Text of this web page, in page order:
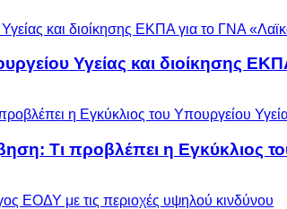
Υγείας και διοίκησης
Τι προβλέπει η Εγκύκλιος